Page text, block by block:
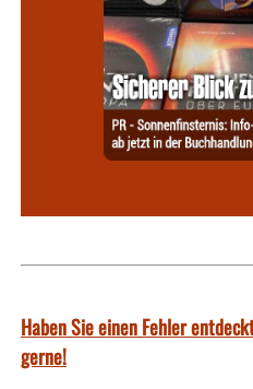
Haben Sie einen Fehler
gerne!